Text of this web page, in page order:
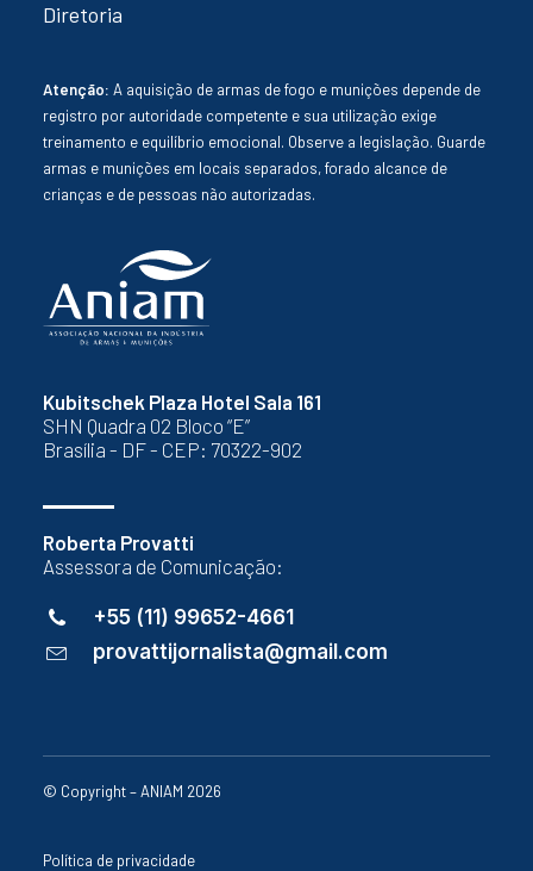
Kubitschek Plaza Hotel Sala 161
SHN Quadra 02 Bloco “E”
Brasília - DF - CEP: 70322-902
Roberta Provatti
Assessora de Comunicação:
+55 (11) 99652-4661
provattijornalista@gmail.com
Diretoria
Atenção: A aquisição de armas de fogo e munições depende de
registro por autoridade competente e sua utilização exige
treinamento e equilíbrio emocional. Observe a legislação. Guarde
armas e munições em locais separados, forado alcance de
crianças e de pessoas não autorizadas.
© Copyright – ANIAM 2026
Política de privacidade